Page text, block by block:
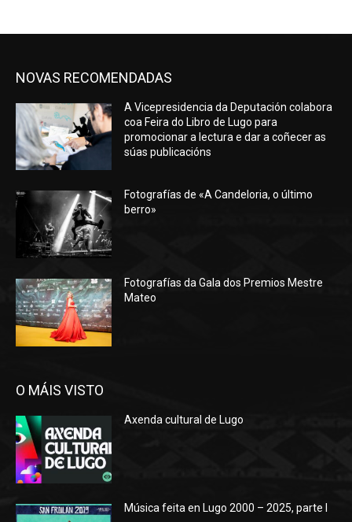
NOVAS RECOMENDADAS
A Vicepresidencia da Deputación colabora
coa Feira do Libro de Lugo para
promocionar a lectura e dar a coñecer as
súas publicacións
Fotografías de «A Candeloria, o último
berro»
Fotografías da Gala dos Premios Mestre
Mateo
O MÁIS VISTO
Axenda cultural de Lugo
Música feita en Lugo 2000 – 2025, parte I